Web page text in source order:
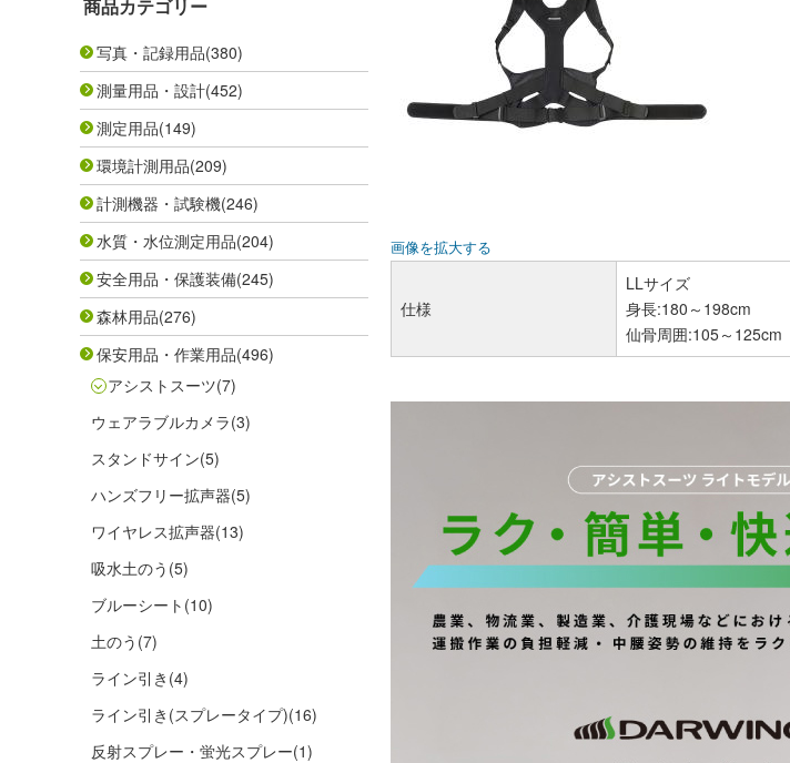
商品カテゴリー
写真・記録用品(380)
測量用品・設計(452)
測定用品(149)
環境計測用品(209)
計測機器・試験機(246)
水質・水位測定用品(204)
安全用品・保護装備(245)
森林用品(276)
保安用品・作業用品(496)
アシストスーツ(7)
ウェアラブルカメラ(3)
スタンドサイン(5)
ハンズフリー拡声器(5)
ワイヤレス拡声器(13)
吸水土のう (5)
ブルーシート (10)
土のう (7)
ライン引き (4)
ライン引き(スプレータイプ)(16)
反射スプレー・蛍光スプレー(1)
画像を拡大する
仕様
LLサイズ
身長:180～198cm
仙骨周囲:105～125cm